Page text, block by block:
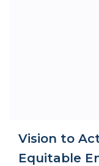
Vision to
Equitable